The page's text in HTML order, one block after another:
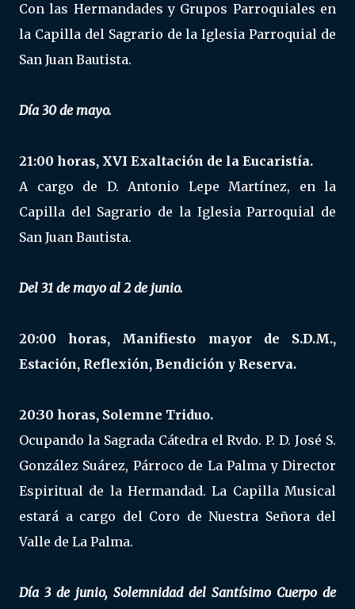
Con las Hermandades y Grupos Parroquiales en
la Capilla del Sagrario de la Iglesia Parroquial de
San Juan Bautista.
Día 30 de mayo.
21:00 horas, XVI Exaltación de la Eucaristía.
A cargo de D. Antonio Lepe Martínez, en la
Capilla del Sagrario de la Iglesia Parroquial de
San Juan Bautista.
Del 31 de mayo al 2 de junio.
20:00 horas, Manifiesto mayor de S.D.M.,
Estación, Reflexión, Bendición y Reserva.
20:30 horas, Solemne Triduo.
Ocupando la Sagrada Cátedra el Rvdo. P. D. José S.
González Suárez, Párroco de La Palma y Director
Espiritual de la Hermandad. La Capilla Musical
estará a cargo del Coro de Nuestra Señora del
Valle de La Palma.
Día 3 de junio, Solemnidad del Santísimo Cuerpo de